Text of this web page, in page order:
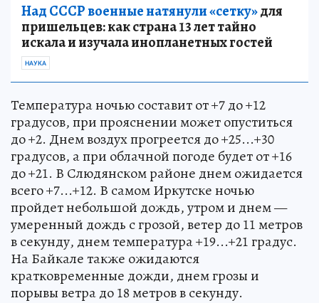
Над СССР военные натянули «сетку»для
пришельцев: как страна 13 лет тайно
искала и изучала инопланетных гостей
НАУКА
Температура ночью составит от +7 до +12
градусов, при прояснении может опуститься
до +2. Днем воздух прогреется до +25...+30
градусов, а при облачной погоде будет от +16
до +21. В Слюдянском районе днем ожидается
всего +7...+12. В самом Иркутске ночью
пройдет небольшой дождь, утром и днем —
умеренный дождь с грозой, ветер до 11 метров
в секунду, днем температура +19...+21 градус.
На Байкале также ожидаются
кратковременные дожди, днем грозы и
порывы ветра до 18 метров в секунду.